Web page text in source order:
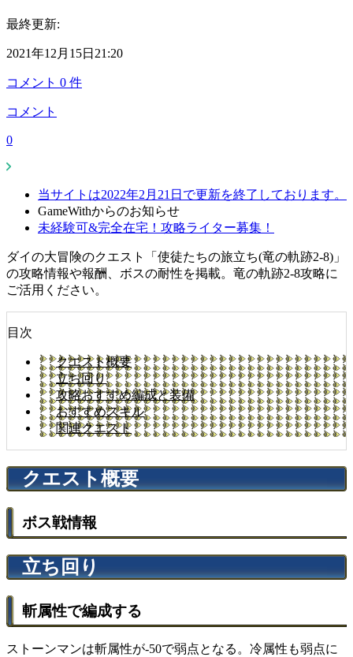
最終更新:
2021年12月15日21:20
コメント 0 件
コメント
0
当サイトは2022年2月21日で更新を終了しております。
GameWithからのお知らせ
未経験可&完全在宅！攻略ライター募集！
ダイの大冒険のクエスト「使徒たちの旅立ち(竜の軌跡2-8)」
の攻略情報や報酬、ボスの耐性を掲載。竜の軌跡2-8攻略に
ご活用ください。
目次
クエスト概要
立ち回り
攻略おすすめ編成と装備
おすすめスキル
関連クエスト
クエスト概要
ボス戦情報
立ち回り
斬属性で編成する
ストーンマンは斬属性が-50で弱点となる。冷属性も弱点に